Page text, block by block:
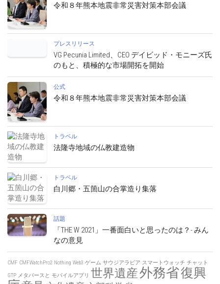
令和８年熊本地震非常災害対策本部会議
プレスリリース
VG Pecunia Limited、CEO デイビッド・モニーズ氏
のもと、積極的な市場開拓を開始
公式
法隆寺地域の仏教建造物
トラベル
話題